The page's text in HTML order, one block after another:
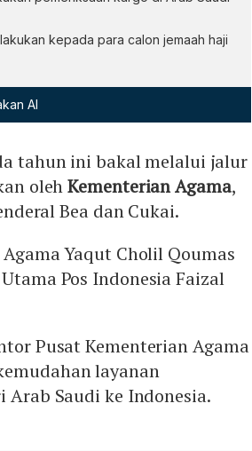
kepada para calon jemaah haji
AI
tahun ini bakal melalui jalur
olehKementerian Agama,
Bea dan Cukai.
Yaqut Cholil Qoumas
Pos Indonesia Faizal
Pusat Kementerian Agama
layanan
Arab Saudi ke Indonesia.